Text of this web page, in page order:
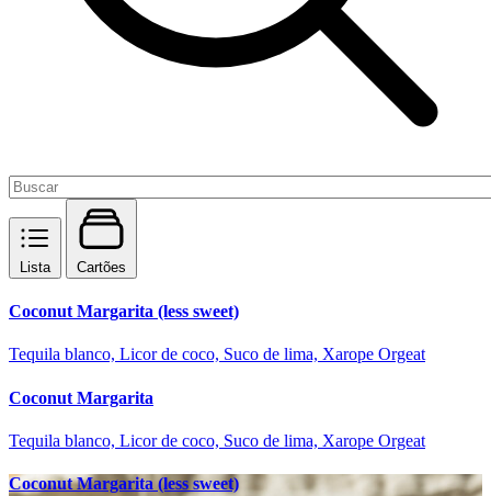
Lista Cartões
Coconut Margarita (less sweet)
Tequila blanco, Licor de coco, Suco de lima, Xarope Orgeat
Coconut Margarita
Tequila blanco, Licor de coco, Suco de lima, Xarope Orgeat
Coconut Margarita (less sweet)